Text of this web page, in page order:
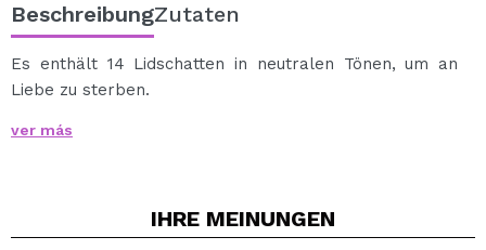
BeschreibungZutaten
Es enthält 14 Lidschatten in neutralen Tönen, um an
Liebe zu sterben.
Hauch von Rosen, von metallischen Glitzern bis hin zu
pigmentiert, so dass Sie weiche und natürliche Looks
ver más
IHRE MEINUNGEN